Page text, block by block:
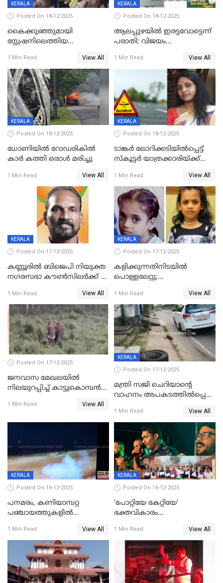
KERALA
Posted On 18-12-2025
കൈക്കുഞ്ഞുമായി
സ്റ്റേഷനിലെത്തിയ
കരണത്തടിച്ചു; CC ടിവി
ദൃശ്യങ്ങൾ പുറത്ത്
1 Min Read View All
KERALA
Posted On 18-12-2025
ആലപ്പുഴയിൽ ഇരട്ടവോട്ടെന്ന്
പരാതി; വിജയം
വാർഡിലെ എൽഡിഎഫ്
സ്ഥാനാർത്ഥി
1 Min Read View All
KERALA
Posted On 18-12-2025
ധോണിയിൽ റോഡരികിൽ
കാർ കത്തി ഒരാൾ മരിച്ചു
1 Min Read View All
KERALA
Posted On 18-12-2025
ടാങ്കർ ലോറിക്കടിയിൽപ്പെട്ട്
സ്കൂട്ടർ യാത്രക്കാരിയ്ക്ക്
കണ്ടോത്ത് ദേശീയ പാതയിൽ
1 Min Read View All
KERALA
Posted On 17-12-2025
കണ്ണൂരിൽ ബിജെപി നിയുക്ത
നഗരസഭാ കൗൺസിലർക്ക് 36
1 Min Read View All
KERALA
Posted On 17-12-2025
കളിക്കുന്നതിനിടയിൽ
പൊള്ളലേറ്റു;
ക്ലാസ് വിദ്യാർത്ഥിനി മരിച്ചു
1 Min Read View All
Posted On 17-12-2025
ജനവാസ മേഖലയില്‍
നിലയുറപ്പിച്ച് കാട്ടുകൊമ്പന്‍
1 Min Read View All
KERALA
Posted On 17-12-2025
മന്ത്രി സജി ചെറിയാന്റെ
വാഹനം അപകടത്തിൽപ്പെട്ടു;
രക്ഷപ്പെട്ടത് തലനാരിടയ്ക്ക്
1 Min Read View All
KERALA
Posted On 16-12-2025
പനമരം, കണിയാമ്പറ്റ
പഞ്ചായത്തുകളിൽ
സ്ഥാപനങ്ങൾക്ക് അവധി
1 Min Read View All
KERALA
Posted On 16-12-2025
‘പോറ്റിയേ കേറ്റിയേ’
ഭക്തവികാരം
ഡിജിപിക്ക് പരാതി; ശക്തമായ
നടപടി വേണമെന്നു
സിപിഐഎമ്മും
1 Min Read View All